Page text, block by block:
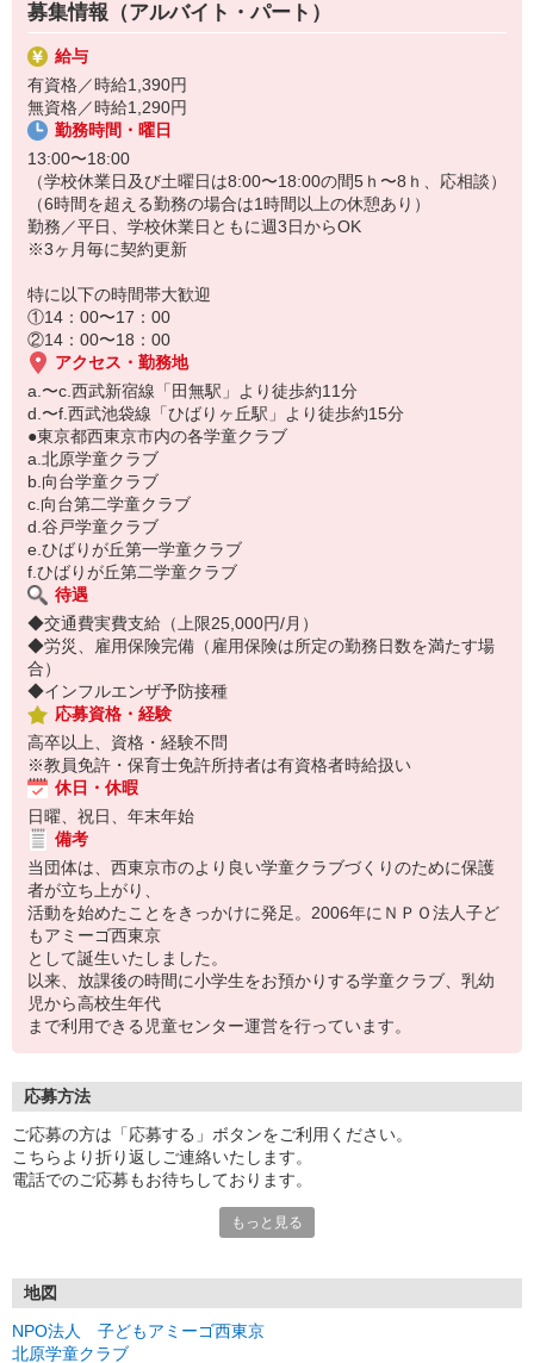
募集情報（アルバイト・パート）
給与
有資格／時給1,390円
無資格／時給1,290円
勤務時間・曜日
13:00〜18:00
（学校休業日及び土曜日は8:00〜18:00の間5ｈ〜8ｈ、応相談）
（6時間を超える勤務の場合は1時間以上の休憩あり）
勤務／平日、学校休業日ともに週3日からOK
※3ヶ月毎に契約更新
特に以下の時間帯大歓迎
①14：00〜17：00
②14：00〜18：00
アクセス・勤務地
a.〜c.西武新宿線「田無駅」より徒歩約11分
d.〜f.西武池袋線「ひばりヶ丘駅」より徒歩約15分
●東京都西東京市内の各学童クラブ
a.北原学童クラブ
b.向台学童クラブ
c.向台第二学童クラブ
d.谷戸学童クラブ
e.ひばりが丘第一学童クラブ
f.ひばりが丘第二学童クラブ
待遇
◆交通費実費支給（上限25,000円/月）
◆労災、雇用保険完備（雇用保険は所定の勤務日数を満たす場
合）
◆インフルエンザ予防接種
応募資格・経験
高卒以上、資格・経験不問
※教員免許・保育士免許所持者は有資格者時給扱い
休日・休暇
日曜、祝日、年末年始
備考
当団体は、西東京市のより良い学童クラブづくりのために保護
者が立ち上がり、
活動を始めたことをきっかけに発足。2006年にＮＰＯ法人子ど
もアミーゴ西東京
として誕生いたしました。
以来、放課後の時間に小学生をお預かりする学童クラブ、乳幼
児から高校生年代
まで利用できる児童センター運営を行っています。
応募方法
ご応募の方は「応募する」ボタンをご利用ください。
こちらより折り返しご連絡いたします。
電話でのご応募もお待ちしております。
☆気になる点やご質問などございましたらお気軽にどうぞ！
もっと見る
地図
NPO法人 子どもアミーゴ西東京
北原学童クラブ